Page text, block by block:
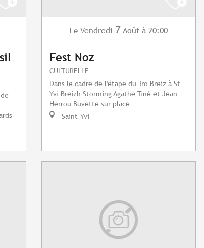
Le Vendredi 7 Août à 20:00
Fest Noz
CULTURELLE
Dans le cadre de l'étape du Tro Breiz à St
Yvi Breizh Storming Agathe Tiné et Jean
Herrou Buvette sur place
Saint-Yvi